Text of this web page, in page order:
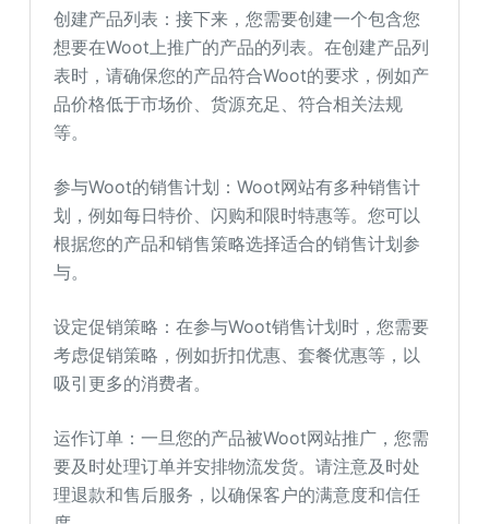
创建产品列表：接下来，您需要创建一个包含您
想要在Woot上推广的产品的列表。在创建产品列
表时，请确保您的产品符合Woot的要求，例如产
品价格低于市场价、货源充足、符合相关法规
等。
参与Woot的销售计划：Woot网站有多种销售计
划，例如每日特价、闪购和限时特惠等。您可以
根据您的产品和销售策略选择适合的销售计划参
与。
设定促销策略：在参与Woot销售计划时，您需要
考虑促销策略，例如折扣优惠、套餐优惠等，以
吸引更多的消费者。
运作订单：一旦您的产品被Woot网站推广，您需
要及时处理订单并安排物流发货。请注意及时处
理退款和售后服务，以确保客户的满意度和信任